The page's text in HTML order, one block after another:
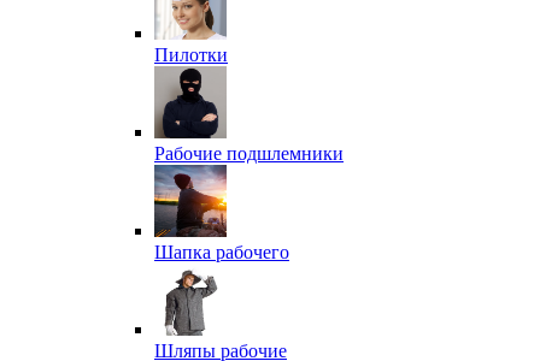
Пилотки
Рабочие подшлемники
Шапка рабочего
Шляпы рабочие